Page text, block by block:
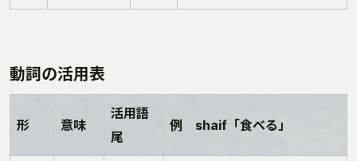
動詞の活用表
形 意味
活用語
尾
例 shaif「食べる」